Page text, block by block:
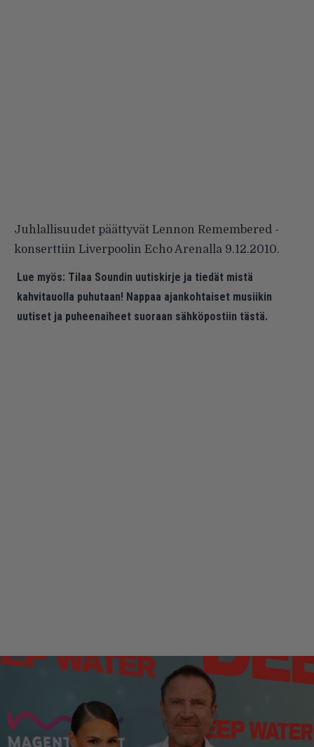
Juhlallisuudet päättyvät Lennon Remembered -
konserttiin Liverpoolin Echo Arenalla 9.12.2010.
Lue myös: Tilaa Soundin uutiskirje ja tiedät mistä
kahvitauolla puhutaan! Nappaa ajankohtaiset musiikin
uutiset ja puheenaiheet suoraan sähköpostiin tästä.